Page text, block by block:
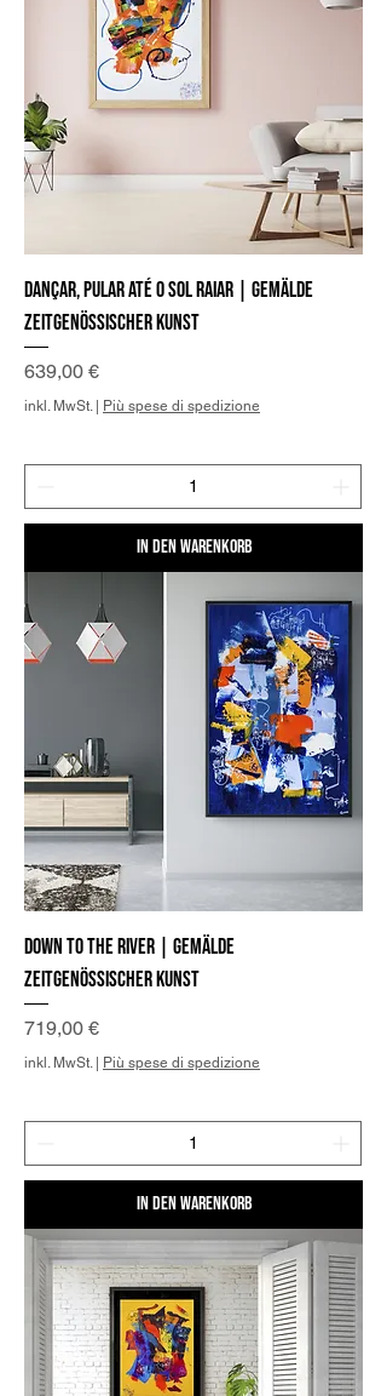
Dançar, pular até o sol raiar | Gemälde
Zeitgenössischer Kunst
Preis
639,00 €
inkl. MwSt. | Più spese di spedizione
In den Warenkorb
Down to the river | Gemälde
zeitgenössischer Kunst
Preis
719,00 €
inkl. MwSt. | Più spese di spedizione
In den Warenkorb